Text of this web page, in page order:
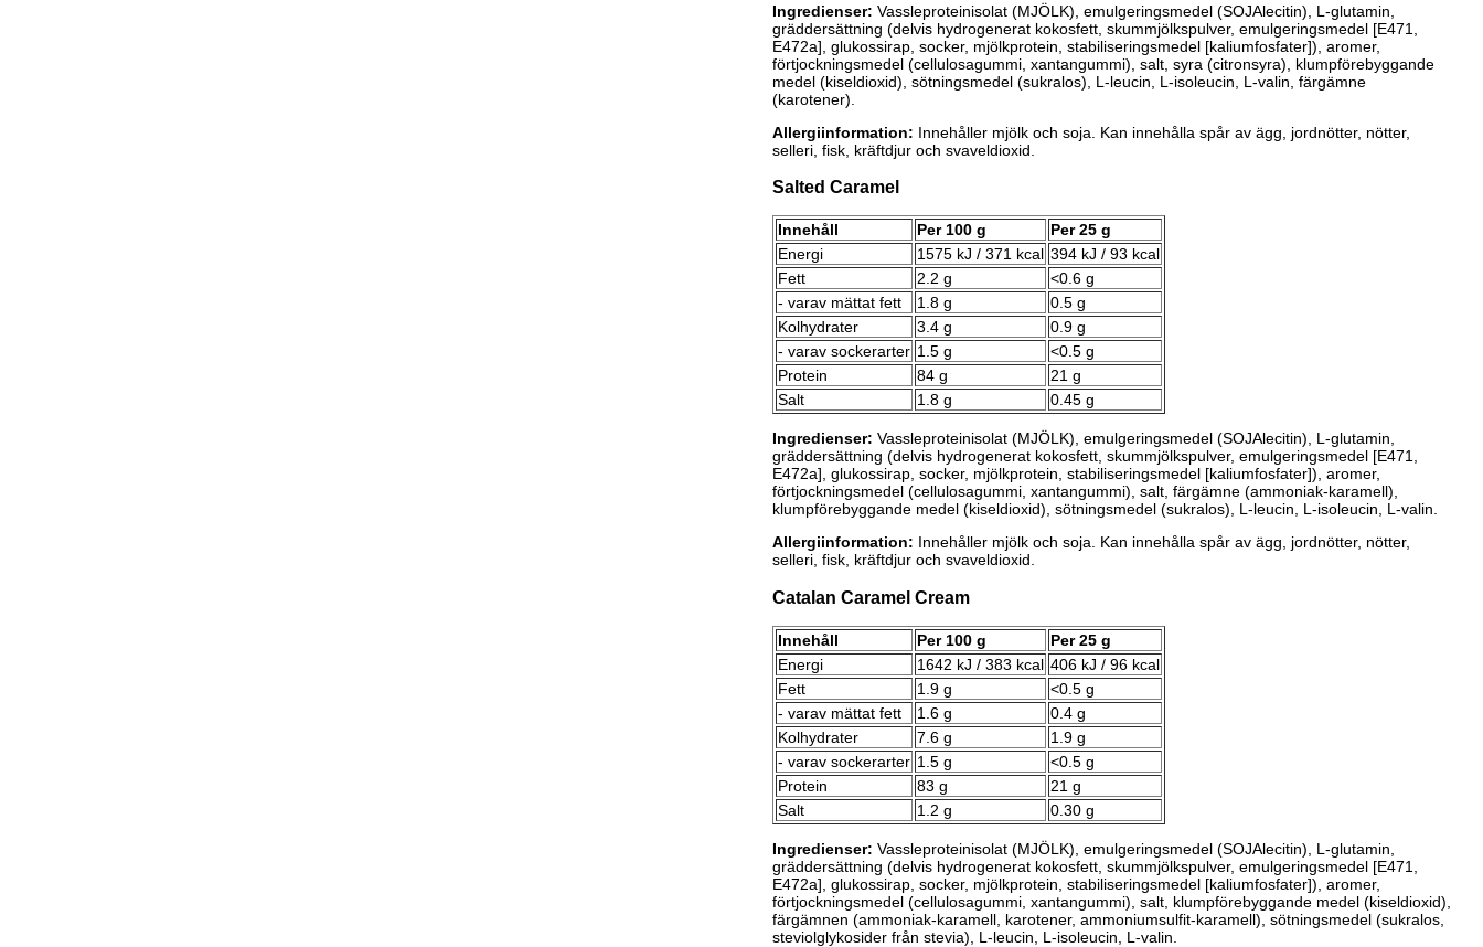
Ingredienser: Vassleproteinisolat (MJÖLK), emulgeringsmedel (SOJAlecitin), L-glutamin,
gräddersättning (delvis hydrogenerat kokosfett, skummjölkspulver, emulgeringsmedel [E471,
E472a], glukossirap, socker, mjölkprotein, stabiliseringsmedel [kaliumfosfater]), aromer,
förtjockningsmedel (cellulosagummi, xantangummi), salt, syra (citronsyra), klumpförebyggande
medel (kiseldioxid), sötningsmedel (sukralos), L-leucin, L-isoleucin, L-valin, färgämne
(karotener).
Allergiinformation: Innehåller mjölk och soja. Kan innehålla spår av ägg, jordnötter, nötter,
selleri, fisk, kräftdjur och svaveldioxid.
Salted Caramel
Innehåll Per 100 g
Per 25 g
Energi
1575 kJ / 371 kcal 394 kJ / 93 kcal
Fett
2.2 g
<0.6 g
- varav mättat fett
1.8 g
0.5 g
Kolhydrater
3.4 g
0.9 g
- varav sockerarter 1.5 g
<0.5 g
Protein
84 g
21 g
Salt
1.8 g 0.45 g
Ingredienser: Vassleproteinisolat (MJÖLK), emulgeringsmedel (SOJAlecitin), L-glutamin,
gräddersättning (delvis hydrogenerat kokosfett, skummjölkspulver, emulgeringsmedel [E471,
E472a], glukossirap, socker, mjölkprotein, stabiliseringsmedel [kaliumfosfater]), aromer,
förtjockningsmedel (cellulosagummi, xantangummi), salt, färgämne (ammoniak-karamell),
klumpförebyggande medel (kiseldioxid), sötningsmedel (sukralos), L-leucin, L-isoleucin, L-valin.
Allergiinformation: Innehåller mjölk och soja. Kan innehålla spår av ägg, jordnötter, nötter,
selleri, fisk, kräftdjur och svaveldioxid.
Catalan Caramel Cream
Innehåll Per 100 g
Per 25 g
Energi
1642 kJ / 383 kcal 406 kJ / 96 kcal
Fett
1.9 g
<0.5 g
- varav mättat fett
1.6 g
0.4 g
Kolhydrater
7.6 g
1.9 g
- varav sockerarter 1.5 g
<0.5 g
Protein
83 g
21 g
Salt
1.2 g 0.30 g
Ingredienser: Vassleproteinisolat (MJÖLK), emulgeringsmedel (SOJAlecitin), L-glutamin,
gräddersättning (delvis hydrogenerat kokosfett, skummjölkspulver, emulgeringsmedel [E471,
E472a], glukossirap, socker, mjölkprotein, stabiliseringsmedel [kaliumfosfater]), aromer,
förtjockningsmedel (cellulosagummi, xantangummi), salt, klumpförebyggande medel (kiseldioxid),
färgämnen (ammoniak-karamell, karotener, ammoniumsulfit-karamell), sötningsmedel (sukralos,
steviolglykosider från stevia), L-leucin, L-isoleucin, L-valin.